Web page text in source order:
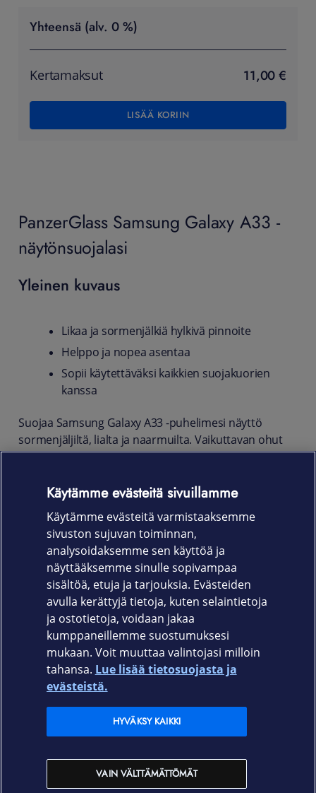
Yhteensä (alv. 0 %)
Kertamaksut 11,00 €
LISÄÄ KORIIN
PanzerGlass Samsung Galaxy A33 -
näytönsuojalasi
Yleinen kuvaus
Likaa ja sormenjälkiä hylkivä pinnoite
Helppo ja nopea asentaa
Sopii käytettäväksi kaikkien suojakuorien
kanssa
Suojaa Samsung Galaxy A33 -puhelimesi näyttö
sormenjäljiltä, lialta ja naarmuilta. Vaikuttavan ohut
näytönsuoja on valmistettu sirpaloitumattomasta
käytettäväksi kaikenmallisten suojakuorien kanssa.
Tuotekoodi
Katso kaikki valmistajan PanzerGlass tuotteet
Elisa.fi
Elisan myymälät
Käytämme evästeitä sivuillamme
Käytämme evästeitä varmistaaksemme
sivuston sujuvan toiminnan,
analysoidaksemme sen käyttöä ja
näyttääksemme sinulle sopivampaa
sisältöä, etuja ja tarjouksia. Evästeiden
avulla kerättyjä tietoja, kuten selaintietoja
ja ostotietoja, voidaan jakaa
kumppaneillemme suostumuksesi
mukaan. Voit muuttaa valintojasi milloin
tahansa. Lue lisää tietosuojasta ja
evästeistä.
VAIN VÄLTTÄMÄTTÖMÄT
HYVÄKSY KAIKKI